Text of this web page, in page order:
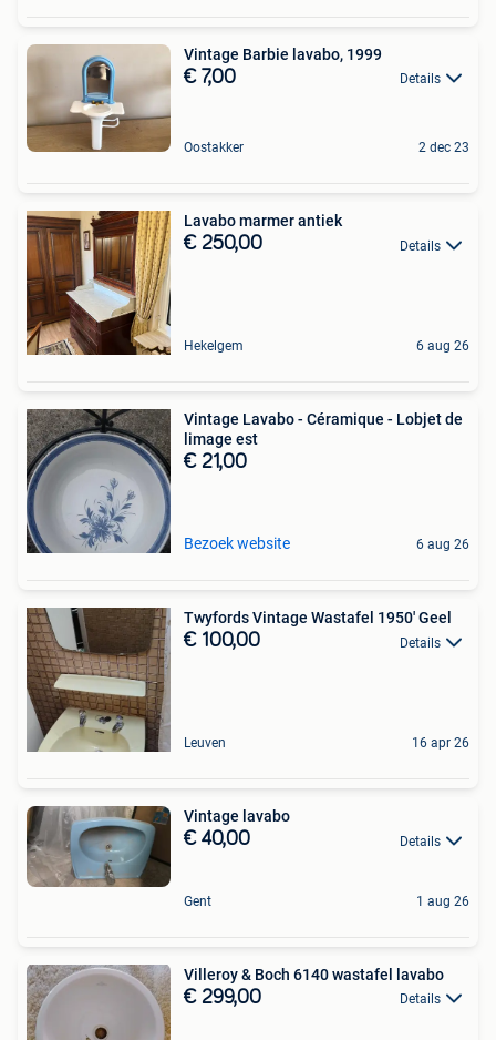
Vintage Barbie lavabo, 1999
€ 7,00 Details
Oostakker 2 dec 23
Lavabo marmer antiek
€ 250,00 Details
Hekelgem 6 aug 26
Vintage Lavabo - Céramique - Lobjet de
limage est
€ 21,00
Bezoek website 6 aug 26
Twyfords Vintage Wastafel 1950' Geel
€ 100,00 Details
Leuven 16 apr 26
Vintage lavabo
€ 40,00 Details
Gent 1 aug 26
Villeroy & Boch 6140 wastafel lavabo
€ 299,00 Details